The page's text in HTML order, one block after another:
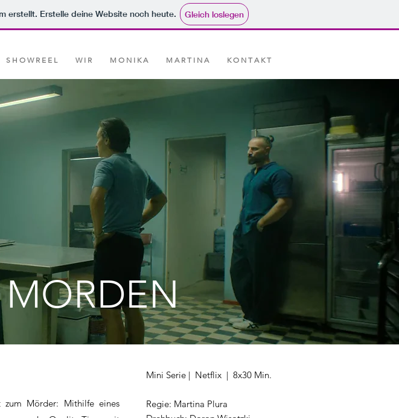
erstellt. Erstelle deine Website noch heute. Gleich loslegen
S H O W R E E L W I R M O N I K A M A R T I N A K O N T A K T
zum Mörder: Mithilfe eines
Mini Serie | Netflix | 8x30 Min.
Regie: Martina Plura